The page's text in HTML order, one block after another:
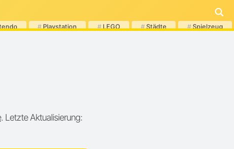
# Playstation # LEGO # Städte # Spielzeug
. Letzte Aktualisierung: